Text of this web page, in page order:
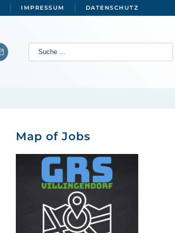
IMPRESSUM DATENSCHUTZ
Map of Jobs